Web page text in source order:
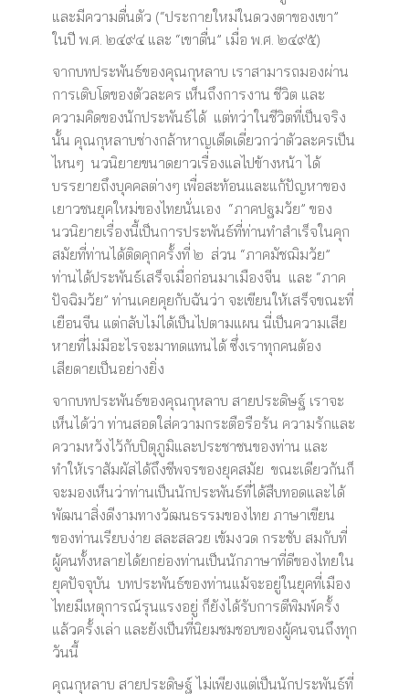
และมีความตื่นตัว (“ประกายใหม่ในดวงตาของเขา”
ในปี พ.ศ. ๒๔๙๔ และ “เขาตื่น” เมื่อ พ.ศ. ๒๔๙๕)
จากบทประพันธ์ของคุณกุหลาบ เราสามารถมองผ่าน
การเติบโตของตัวละคร เห็นถึงการงาน ชีวิต และ
ความคิดของนักประพันธ์ได้ แต่ทว่าในชีวิตที่เป็นจริง
นั้น คุณกุหลาบช่างกล้าหาญเด็ดเดี่ยวกว่าตัวละครเป็น
ไหนๆ นวนิยายขนาดยาวเรื่องแลไปข้างหน้า ได้
บรรยายถึงบุคคลต่างๆ เพื่อสะท้อนและแก้ปัญหาของ
เยาวชนยุคใหม่ของไทยนั่นเอง “ภาคปฐมวัย” ของ
นวนิยายเรื่องนี้เป็นการประพันธ์ที่ท่านทำสำเร็จในคุก
สมัยที่ท่านได้ติดคุกครั้งที่ ๒ ส่วน “ภาคมัชฌิมวัย”
ท่านได้ประพันธ์เสร็จเมื่อก่อนมาเมืองจีน และ “ภาค
ปัจฉิมวัย” ท่านเคยคุยกับฉันว่า จะเขียนให้เสร็จขณะที่
เยือนจีน แต่กลับไม่ได้เป็นไปตามแผน นี่เป็นความเสีย
หายที่ไม่มีอะไรจะมาทดแทนได้ ซึ่งเราทุกคนต้อง
เสียดายเป็นอย่างยิ่ง
จากบทประพันธ์ของคุณกุหลาบ สายประดิษฐ์ เราจะ
เห็นได้ว่า ท่านสอดใส่ความกระตือรือร้น ความรักและ
ความหวังไว้กับปิตุภูมิและประชาชนของท่าน และ
ทำให้เราสัมผัสได้ถึงชีพจรของยุคสมัย ขณะเดียวกันก็
จะมองเห็นว่าท่านเป็นนักประพันธ์ที่ได้สืบทอดและได้
พัฒนาสิ่งดีงามทางวัฒนธรรมของไทย ภาษาเขียน
ของท่านเรียบง่าย สละสลวย เข้มงวด กระชับ สมกับที่
ผู้คนทั้งหลายได้ยกย่องท่านเป็นนักภาษาที่ดีของไทยใน
ยุคปัจจุบัน บทประพันธ์ของท่านแม้จะอยู่ในยุคที่เมือง
ไทยมีเหตุการณ์รุนแรงอยู่ ก็ยังได้รับการตีพิมพ์ครั้ง
แล้วครั้งเล่า และยังเป็นที่นิยมชมชอบของผู้คนจนถึงทุก
วันนี้
คุณกุหลาบ สายประดิษฐ์ ไม่เพียงแต่เป็นนักประพันธ์ที่